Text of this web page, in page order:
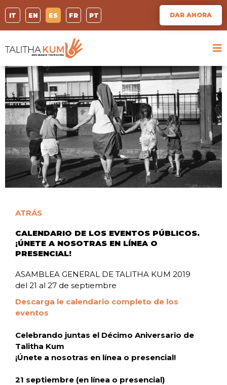
IT EN ES FR PT DAR AHORA
ATRÁS
CALENDARIO DE LOS EVENTOS PÚBLICOS.
¡ÚNETE A NOSOTRAS EN LÍNEA O
PRESENCIAL!
ASAMBLEA GENERAL DE TALITHA KUM 2019
del 21 al 27 de septiembre
Descarga le calendario completo de los
eventos
Celebrando juntas el Décimo Aniversario de
Talitha Kum
¡Únete a nosotras en línea o presencial!
21 septiembre (en línea o presencial)